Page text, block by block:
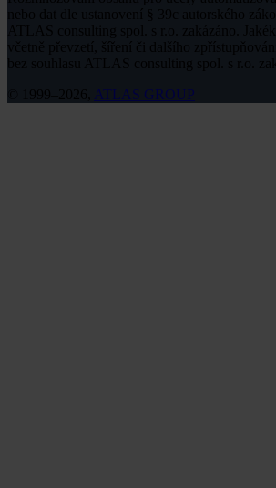
včetně převzetí, šíření či dalšího
ATLAS GROUP